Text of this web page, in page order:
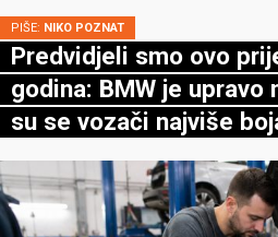
PIŠE: NIKO POZNAT
Predvidjeli smo ovo
godina: BMW je upravo
su se vozači najviše